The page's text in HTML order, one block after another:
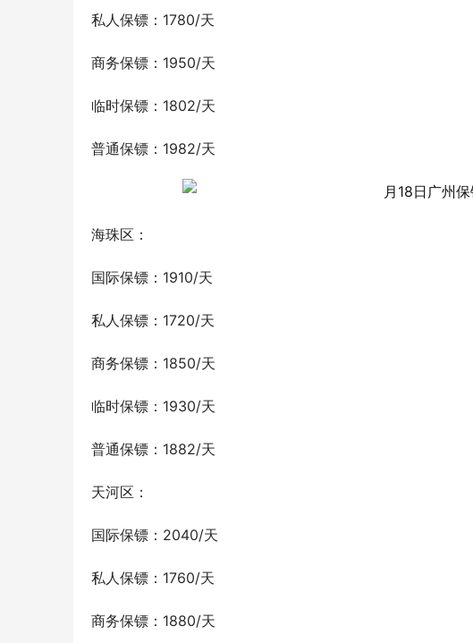
私人保镖：1780/天
商务保镖：1950/天
临时保镖：1802/天
普通保镖：1982/天
海珠区：
国际保镖：1910/天
私人保镖：1720/天
商务保镖：1850/天
临时保镖：1930/天
普通保镖：1882/天
天河区：
国际保镖：2040/天
私人保镖：1760/天
商务保镖：1880/天